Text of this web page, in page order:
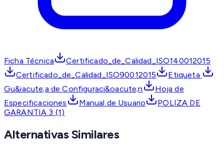
Ficha Técnica
Certificado_de_Calidad_ISO140012015
Certificado_de_Calidad_ISO90012015
Etiqueta
Gu&iacute;a de Configuraci&oacute;n
Hoja de
Especificaciones
Manual de Usuario
POLIZA DE
GARANTIA 3 (1)
Alternativas Similares